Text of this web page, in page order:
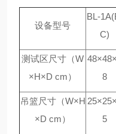
设备型号
BL-
C)
测试区尺寸（W
×H×D cm）
8
吊篮尺寸（W×H
×D cm）
5